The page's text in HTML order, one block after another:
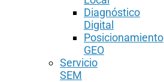
Diagnóstico
Digital
Posicionamiento
GEO
Servicio
SEM